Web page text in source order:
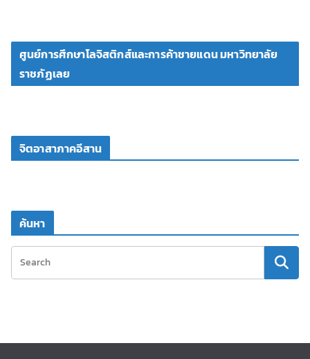
ศูนย์การศึกษาโลจิสติกส์และการค้าชายแดน มหาวิทยาลัย
ราชภัฏเลย
จิตอาสาภาคอีสาน
ค้นหา